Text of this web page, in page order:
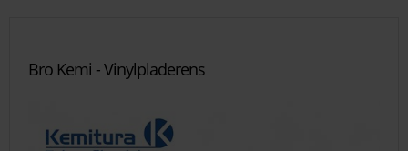
Bro Kemi - Vinylpladerens